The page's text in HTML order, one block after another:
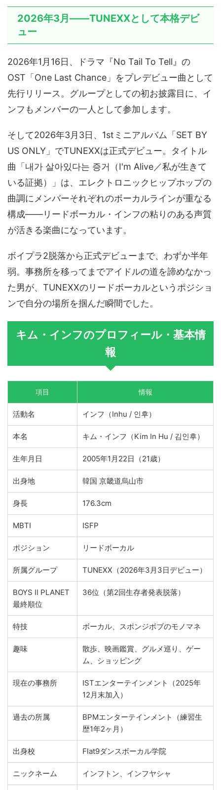
2026年3月——TUNEXXとして本格デビ
ュー
2026年1月16日、ドラマ『No Tail To Tell』の
OST「One Last Chance」をプレデビュー曲として
先行リリース。グループとしての初お披露目に、イ
ンフもメンバーの一人として参加します。
そして2026年3月3日、1stミニアルバム「SET BY
US ONLY」でTUNEXXは正式デビュー。タイトル
曲「내가 살아있다는 증거（I'm Alive／私が生きて
いる証拠）」は、エレクトロニックヒップホップの
曲調にメンバーそれぞれのボーカルラインが重なる
構成——リードボーカル・インフの粘りのある声質
が活きる楽曲になっています。
ボイプラ2脱落から正式デビューまで、わずか半年
弱。事務所を移ってまでアイドルの道を諦めなかっ
た男が、TUNEXXのリードボーカルというポジショ
ンで自分の場所を掴んだ瞬間でした。
キム・インフのプロフィール・基本情
報
項目 情報
活動名 インフ（Inhu / 인후）
本名 キム・インフ（Kim In Hu / 김인후）
生年月日 2005年1月22日（21歳）
出身地 韓国 京畿道烏山市
身長 176.3cm
MBTI ISFP
ポジション リードボーカル
所属グループ TUNEXX（2026年3月3日デビュー）
BOYS II PLANET
最終順位
36位（第2回生存者発表脱落）
特技 ボーカル、スポンジボブのモノマネ
趣味
散歩、映画鑑賞、グルメ巡り、ゲー
ム、ショッピング
現在の事務所
ISTエンターテインメント（2025年
12月末加入）
過去の所属
BPMエンターテインメント（練習生
歴1年2ヶ月）
出身校 Flat9ダンスボーカル学院
ニックネーム インフトン、インフヤシャ